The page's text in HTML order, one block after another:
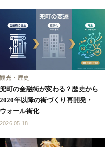
観光・歴史
兜町の金融街が変わる？歴史から
2020年以降の街づくり再開発・
ウォール街化
2026.05.18